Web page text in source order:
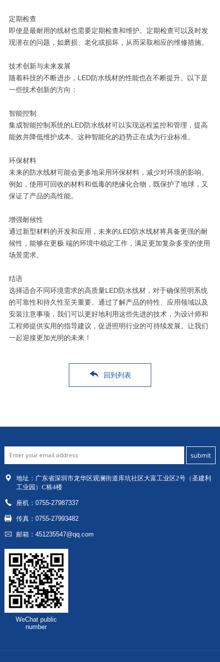
定期检查
即使是最耐用的线材也需要定期检查和维护。定期检查可以及时发
现潜在的问题，如磨损、老化或损坏，从而采取相应的维修措施。
技术创新与未来发展
随着科技的不断进步，LED防水线材的性能也在不断提升。以下是
一些技术创新的方向：
智能控制
集成智能控制系统的LED防水线材可以实现远程监控和管理，提高
能效并降低维护成本。这种智能化的趋势正在成为行业标准。
环保材料
未来的防水线材可能会更多地采用环保材料，减少对环境的影响。
例如，使用可回收的材料和低毒的绝缘化合物，既保护了地球，又
保证了产品的高性能。
增强耐候性
通过新型材料的开发和应用，未来的LED防水线材将具备更强的耐
候性，能够在更极 端的环境中稳定工作，满足更加复杂多变的使用
场景需求。
结语
选择适合不同环境需求的高质量LED防水线材，对于确保照明系统
的可靠性和持久性至关重要。通过了解产品的特性、应用领域以及
安装注意事项，我们可以更好地利用这些先进的技术，为设计师和
工程师提供实用的指导建议，促进照明行业的可持续发展。让我们
一起迎接更加光明的未来！
回到列表
地址： 广东省深圳市龙华区观澜街道库坑社区大富工业区2号（圣建利
工业园）C栋4楼
座机：0755-27987337
传真：0755-27993482
邮箱：451235547@qq.com
WeChat public
number